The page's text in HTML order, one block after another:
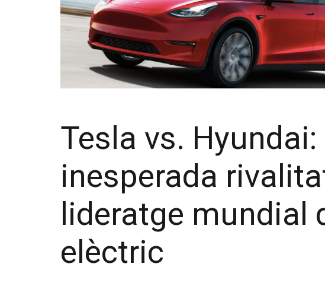
Tesla vs. Hyundai:
inesperada
lideratge mundial
elèctric